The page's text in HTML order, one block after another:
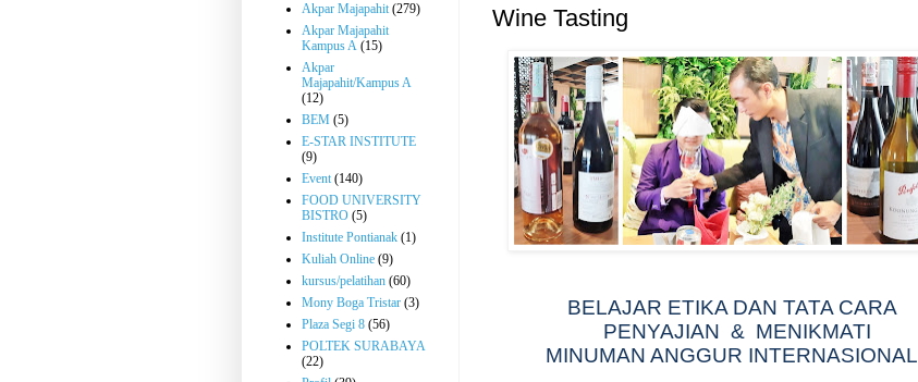
Wine Tasting
BELAJAR ETIKA DAN TATA CARA
PENYAJIAN & MENIKMATI
MINUMAN ANGGUR INTERNASIONAL
Akpar Majapahit (279)
Akpar Majapahit
Kampus A (15)
Akpar
Majapahit/Kampus A
(12)
BEM (5)
E-STAR INSTITUTE
(9)
Event (140)
FOOD UNIVERSITY
BISTRO (5)
Institute Pontianak (1)
Kuliah Online (9)
kursus/pelatihan (60)
Mony Boga Tristar (3)
Plaza Segi 8 (56)
POLTEK SURABAYA
(22)